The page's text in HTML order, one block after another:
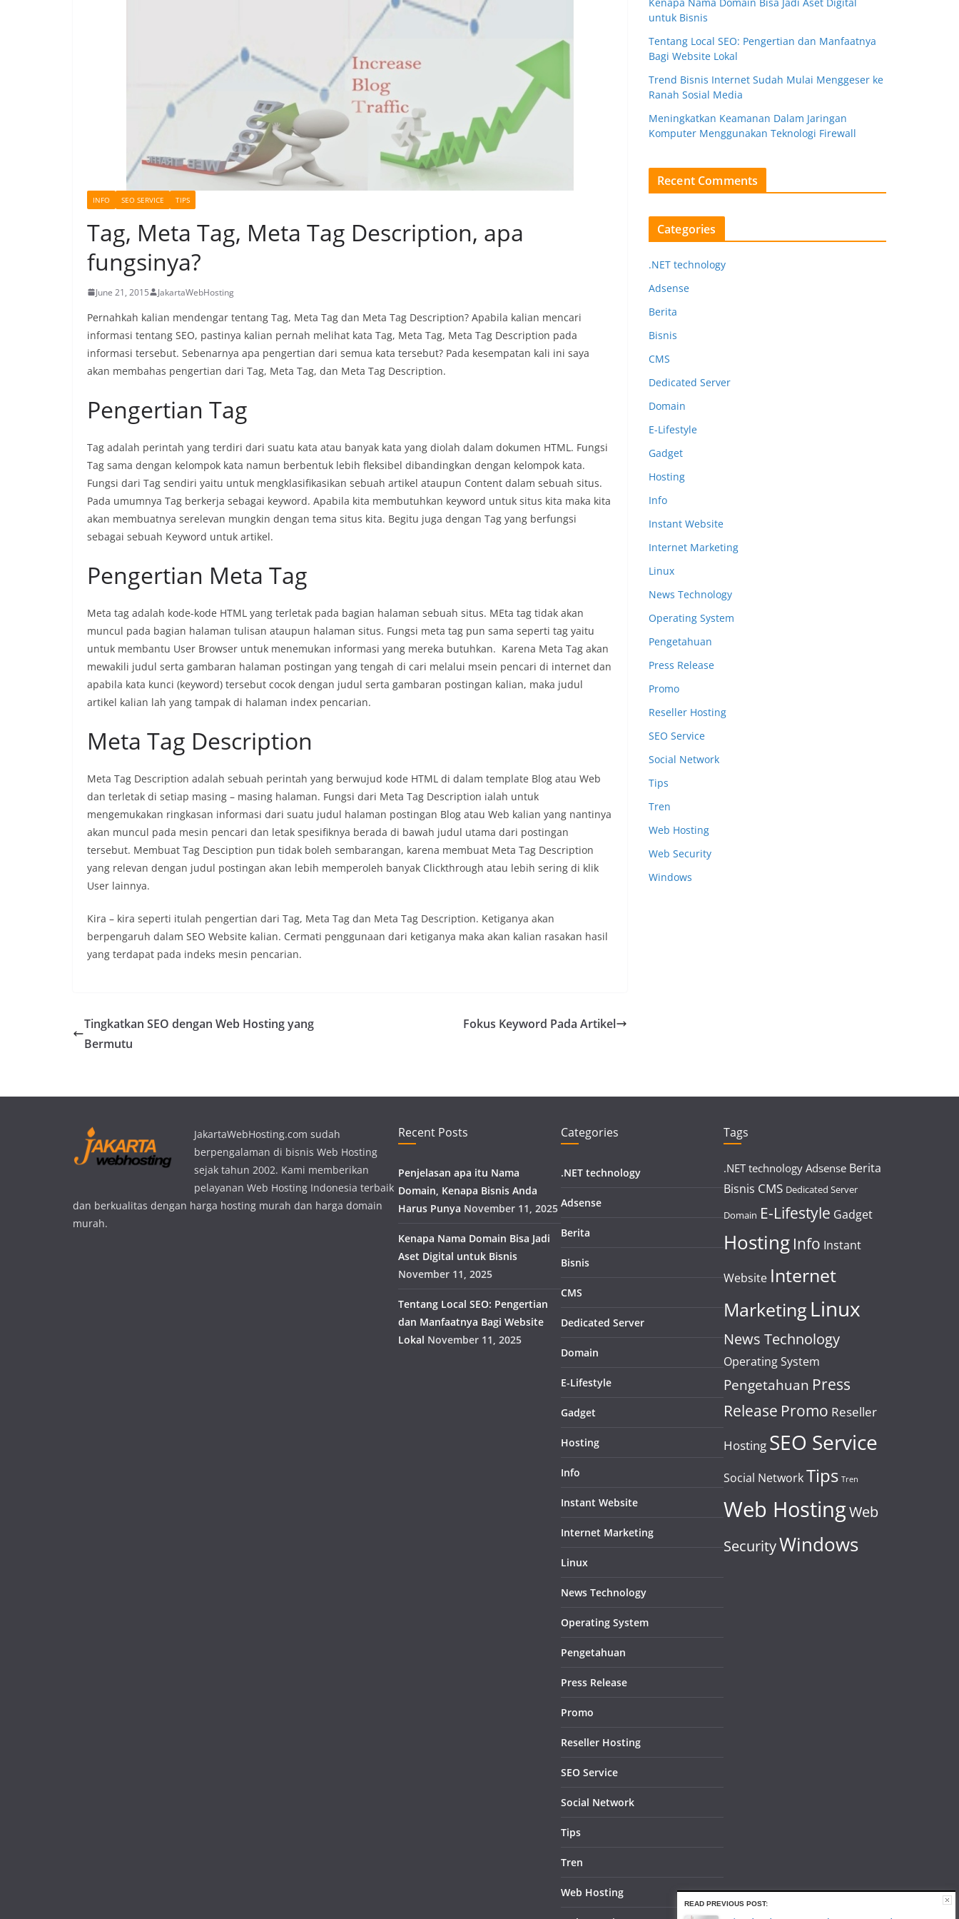
INFO SEO SERVICE TIPS
Tag, Meta Tag, Meta Tag Description, apa
fungsinya?
June 21, 2015 JakartaWebHosting
Pernahkah kalian mendengar tentang Tag, Meta Tag dan Meta Tag Description? Apabila kalian mencari
informasi tentang SEO, pastinya kalian pernah melihat kata Tag, Meta Tag, Meta Tag Description pada
informasi tersebut. Sebenarnya apa pengertian dari semua kata tersebut? Pada kesempatan kali ini saya
akan membahas pengertian dari Tag, Meta Tag, dan Meta Tag Description.
Pengertian Tag
Tag adalah perintah yang terdiri dari suatu kata atau banyak kata yang diolah dalam dokumen HTML. Fungsi
Tag sama dengan kelompok kata namun berbentuk lebih fleksibel dibandingkan dengan kelompok kata.
Fungsi dari Tag sendiri yaitu untuk mengklasifikasikan sebuah artikel ataupun Content dalam sebuah situs.
Pada umumnya Tag berkerja sebagai keyword. Apabila kita membutuhkan keyword untuk situs kita maka kita
akan membuatnya serelevan mungkin dengan tema situs kita. Begitu juga dengan Tag yang berfungsi
sebagai sebuah Keyword untuk artikel.
Pengertian Meta Tag
Meta tag adalah kode-kode HTML yang terletak pada bagian halaman sebuah situs. MEta tag tidak akan
muncul pada bagian halaman tulisan ataupun halaman situs. Fungsi meta tag pun sama seperti tag yaitu
untuk membantu User Browser untuk menemukan informasi yang mereka butuhkan. Karena Meta Tag akan
mewakili judul serta gambaran halaman postingan yang tengah di cari melalui msein pencari di internet dan
apabila kata kunci (keyword) tersebut cocok dengan judul serta gambaran postingan kalian, maka judul
artikel kalian lah yang tampak di halaman index pencarian.
Meta Tag Description
Meta Tag Description adalah sebuah perintah yang berwujud kode HTML di dalam template Blog atau Web
dan terletak di setiap masing – masing halaman. Fungsi dari Meta Tag Description ialah untuk
mengemukakan ringkasan informasi dari suatu judul halaman postingan Blog atau Web kalian yang nantinya
akan muncul pada mesin pencari dan letak spesifiknya berada di bawah judul utama dari postingan
tersebut. Membuat Tag Desciption pun tidak boleh sembarangan, karena membuat Meta Tag Description
yang relevan dengan judul postingan akan lebih memperoleh banyak Clickthrough atau lebih sering di klik
User lainnya.
Kira – kira seperti itulah pengertian dari Tag, Meta Tag dan Meta Tag Description. Ketiganya akan
berpengaruh dalam SEO Website kalian. Cermati penggunaan dari ketiganya maka akan kalian rasakan hasil
yang terdapat pada indeks mesin pencarian.
Tingkatkan SEO dengan Web Hosting yang
Bermutu
Fokus Keyword Pada Artikel
untuk Bisnis
Tentang Local SEO: Pengertian dan Manfaatnya
Bagi Website Lokal
Trend Bisnis Internet Sudah Mulai Menggeser ke
Ranah Sosial Media
Meningkatkan Keamanan Dalam Jaringan
Komputer Menggunakan Teknologi Firewall
Recent Comments
Categories
.NET technology
Adsense
Berita
Bisnis
CMS
Dedicated Server
Domain
E-Lifestyle
Gadget
Hosting
Info
Instant Website
Internet Marketing
Linux
News Technology
Operating System
Pengetahuan
Press Release
Promo
Reseller Hosting
SEO Service
Social Network
Tips
Tren
Web Hosting
Web Security
Windows
JakartaWebHosting.com sudah
berpengalaman di bisnis Web Hosting
sejak tahun 2002. Kami memberikan
pelayanan Web Hosting Indonesia terbaik
dan berkualitas dengan harga hosting murah dan harga domain
murah.
Recent Posts
Penjelasan apa itu Nama
Domain, Kenapa Bisnis Anda
Harus Punya November 11, 2025
Kenapa Nama Domain Bisa Jadi
Aset Digital untuk Bisnis
November 11, 2025
Tentang Local SEO: Pengertian
dan Manfaatnya Bagi Website
Lokal November 11, 2025
Categories
.NET technology
Adsense
Berita
Bisnis
CMS
Dedicated Server
Domain
E-Lifestyle
Gadget
Hosting
Info
Instant Website
Internet Marketing
Linux
News Technology
Operating System
Pengetahuan
Press Release
Promo
Reseller Hosting
SEO Service
Social Network
Tips
Tren
Web Hosting
Tags
.NET technology Adsense Berita
Bisnis CMS Dedicated Server
Domain E-Lifestyle Gadget
Hosting Info Instant
Website Internet
Marketing Linux
News Technology
Operating System
Pengetahuan Press
Release Promo Reseller
Hosting SEO Service
Social NetworkTips Tren
Web HostingWeb
SecurityWindows
READ PREVIOUS POST: